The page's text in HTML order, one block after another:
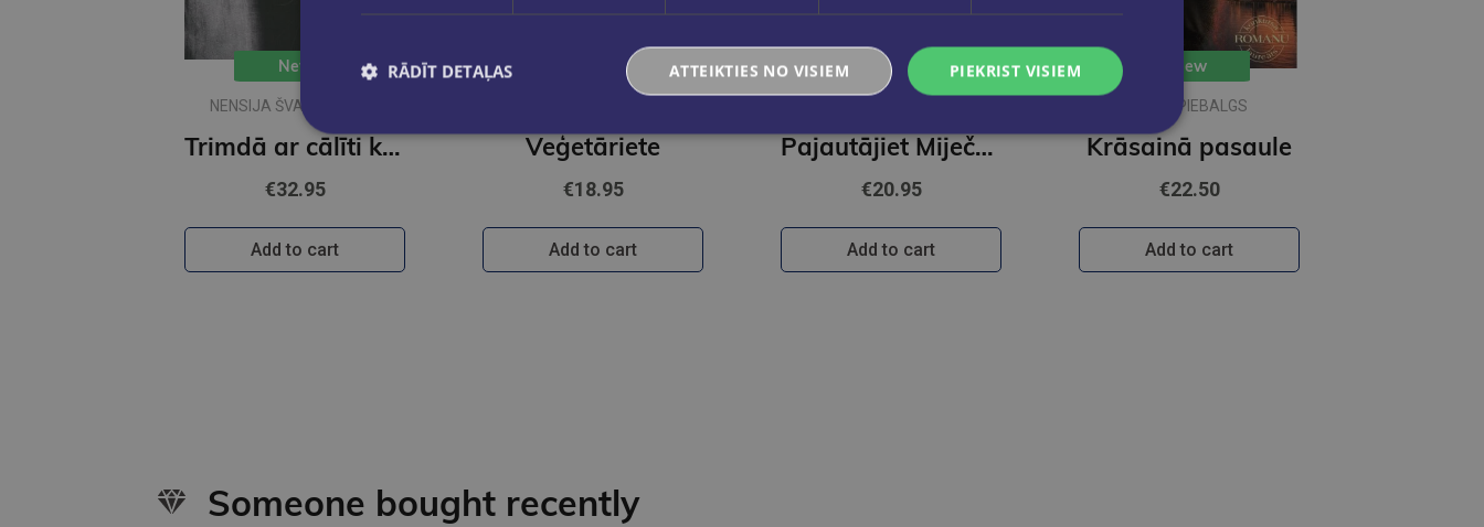
New
NENSIJA ŠVARCKOPFA -
ŽARMINA
Trimdā ar cālīti kabatā
€32.95
Add to cart
Veģetāriete
€18.95
Add to cart
New
Pajautājiet Miječkai
€20.95
Add to cart
New
IKARS PIEBALGS
Krāsainā pasaule
€22.50
Add to cart
Someone bought recently
PIEKRIST VISIEM
ATTEIKTIES NO VISIEM
RĀDĪT DETAĻAS